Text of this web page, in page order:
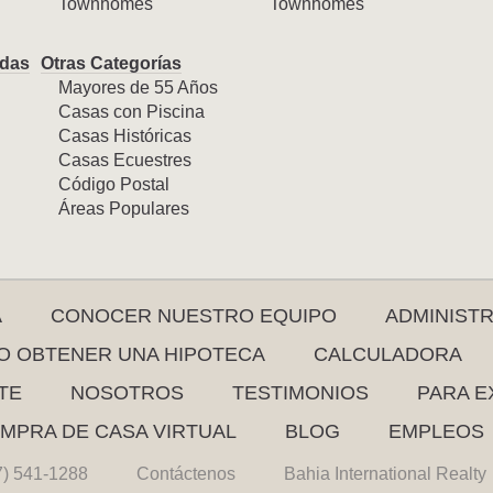
Townhomes Townhomes
Otras Categorías
Mayores de 55 Años
Casas con Piscina
Casas Históricas
Casas Ecuestres
Código Postal
Áreas Populares
CONOCER NUESTRO EQUIPO
OBTENER UNA HIPOTECA
CALCULADORA
NOSOTROS TESTIMONIOS
PARA
DE CASA VIRTUAL
BLOG EMPLEOS
541-1288 Contáctenos Bahia International Realty